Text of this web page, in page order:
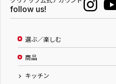
follow us!
選ぶ／楽しむ
商品
キッチン